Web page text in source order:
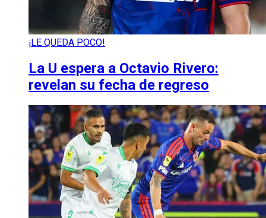
¡LE QUEDA POCO!
La U espera a Octavio Rivero:
revelan su fecha de regreso